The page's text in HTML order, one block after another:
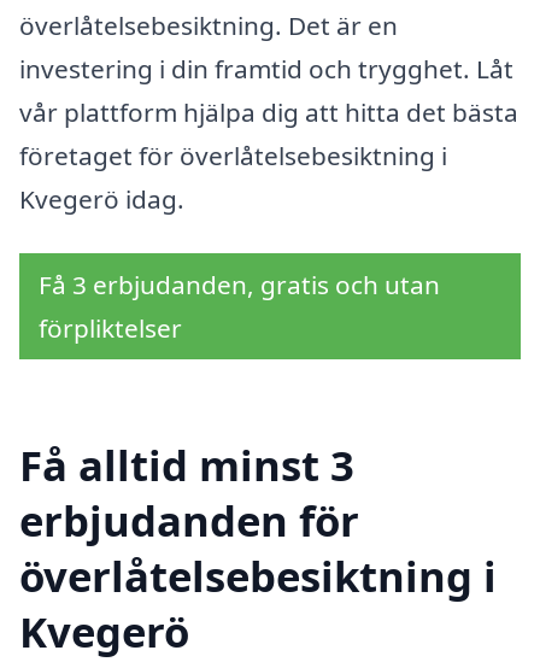
överlåtelsebesiktning. Det är en
investering i din framtid och trygghet. Låt
vår plattform hjälpa dig att hitta det bästa
företaget för överlåtelsebesiktning i
Kvegerö idag.
Få 3 erbjudanden, gratis och utan
förpliktelser
Få alltid minst 3
erbjudanden för
överlåtelsebesiktning i
Kvegerö